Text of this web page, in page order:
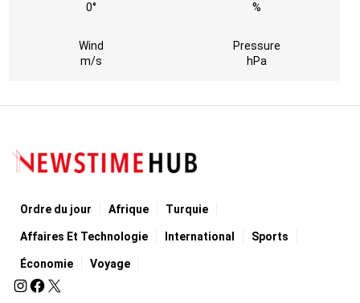
0°
%
Wind
m/s
Pressure
hPa
Ordre du jour Afrique Turquie
Affaires Et Technologie International Sports
Économie Voyage